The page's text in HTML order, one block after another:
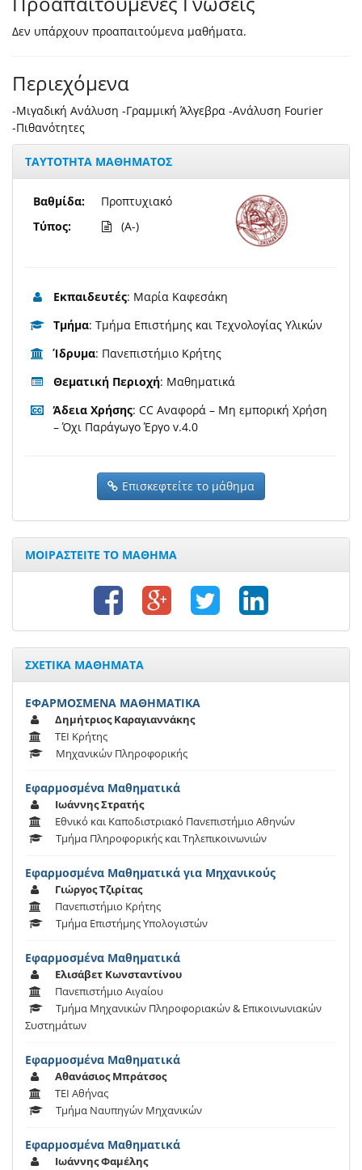
Δεν υπάρχουν προαπαιτούμενα μαθήματα.
Περιεχόμενα
-Μιγαδική Ανάλυση -Γραμμική Άλγεβρα -Ανάλυση Fourier
-Πιθανότητες
ΤΑΥΤΟΤΗΤΑ ΜΑΘΗΜΑΤΟΣ
Βαθμίδα:
Τύπος:
Προπτυχιακό
(A-)
Εκπαιδευτές: Μαρία Καφεσάκη
Τμήμα: Τμήμα Επιστήμης και Τεχνολογίας Υλικών
Ίδρυμα: Πανεπιστήμιο Κρήτης
Θεματική Περιοχή: Μαθηματικά
Άδεια Χρήσης: CC Αναφορά – Μη εμπορική Χρήση
– Όχι Παράγωγο Έργο v.4.0
Επισκεφτείτε το μάθημα
ΜΟΙΡΑΣΤΕΙΤΕ ΤΟ ΜΑΘΗΜΑ
ΣΧΕΤΙΚΑ ΜΑΘΗΜΑΤΑ
ΕΦΑΡΜΟΣΜΕΝΑ ΜΑΘΗΜΑΤΙΚΑ
Δημήτριος Καραγιαννάκης
ΤΕΙ Κρήτης
Μηχανικών Πληροφορικής
Εφαρμοσμένα Μαθηματικά
Ιωάννης Στρατής
Εθνικό και Καποδιστριακό Πανεπιστήμιο Αθηνών
Τμήμα Πληροφορικής και Τηλεπικοινωνιών
Εφαρμοσμένα Μαθηματικά για Μηχανικούς
Γιώργος Τζιρίτας
Πανεπιστήμιο Κρήτης
Τμήμα Επιστήμης Υπολογιστών
Εφαρμοσμένα Μαθηματικά
Ελισάβετ Κωνσταντίνου
Πανεπιστήμιο Αιγαίου
Τμήμα Μηχανικών Πληροφοριακών & Επικοινωνιακών
Συστημάτων
Εφαρμοσμένα Μαθηματικά
Αθανάσιος Μπράτσος
ΤΕΙ Αθήνας
Τμήμα Ναυπηγών Μηχανικών
Εφαρμοσμένα Μαθηματικά
Ιωάννης Φαμέλης